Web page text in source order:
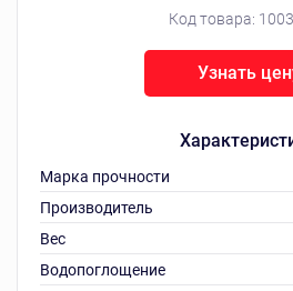
Код товара:
Марка прочности
Производитель
Вес
Водопоглощение
Узнать